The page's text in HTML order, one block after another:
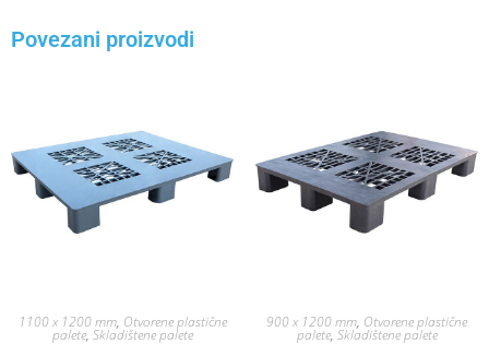
Povezani proizvodi
1100 x 1200 mm, Otvorene plastične
palete, Skladištene palete
900 x 1200 mm, Otvorene plastične
palete, Skladištene palete